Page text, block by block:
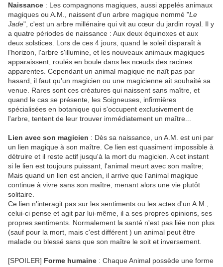
Naissance : Les compagnons magiques, aussi appelés animaux
magiques ou A.M., naissent d'un arbre magique nommé "Le
Jade", c'est un arbre millénaire qui vit au cœur du jardin royal. Il y
a quatre périodes de naissance : Aux deux équinoxes et aux
deux solstices. Lors de ces 4 jours, quand le soleil disparaît à
l'horizon, l'arbre s'illumine, et les nouveaux animaux magiques
apparaissent, roulés en boule dans les nœuds des racines
apparentes. Cependant un animal magique ne naît pas par
hasard, il faut qu'un magicien ou une magicienne ait souhaité sa
venue. Rares sont ces créatures qui naissent sans maître, et
quand le cas se présente, les Soigneuses, infirmières
spécialisées en botanique qui s'occupent exclusivement de
l'arbre, tentent de leur trouver immédiatement un maître...
Lien avec son magicien : Dès sa naissance, un A.M. est uni par
un lien magique à son maître. Ce lien est quasiment impossible à
détruire et il reste actif jusqu'à la mort du magicien. A cet instant
si le lien est toujours puissant, l'animal meurt avec son maître;
Mais quand un lien est ancien, il arrive que l'animal magique
continue à vivre sans son maître, menant alors une vie plutôt
solitaire.
Ce lien n'interagit pas sur les sentiments ou les actes d'un A.M.,
celui-ci pense et agit par lui-même, il a ses propres opinions, ses
propres sentiments. Normalement la santé n'est pas liée non plus
(sauf pour la mort, mais c'est différent ) un animal peut être
malade ou blessé sans que son maître le soit et inversement.
[SPOILER] Forme humaine : Chaque Animal possède une forme